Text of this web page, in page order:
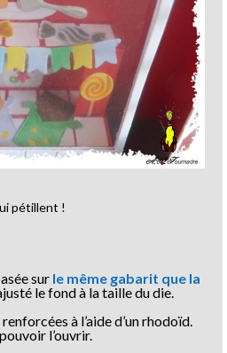
pétillent !
sur le même gabarit que la
le fond à la taille du die.
à l’aide d’un rhodoïd.
l’ouvrir.